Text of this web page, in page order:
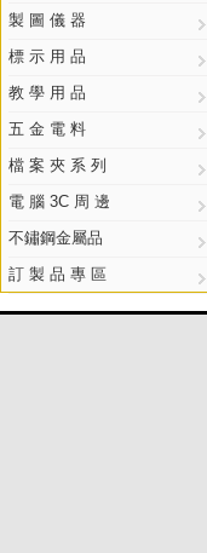
製 圖 儀 器
標 示 用 品
教 學 用 品
五 金 電 料
檔 案 夾 系 列
電 腦 3C 周 邊
不鏽鋼金屬品
訂 製 品 專 區